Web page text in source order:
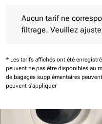
Aucun tarif ne
filtrage. Veuillez
* Les tarifs affichés ont été
peuvent ne pas être disponibles au
de bagages supplémentaires
peuvent s'appliquer